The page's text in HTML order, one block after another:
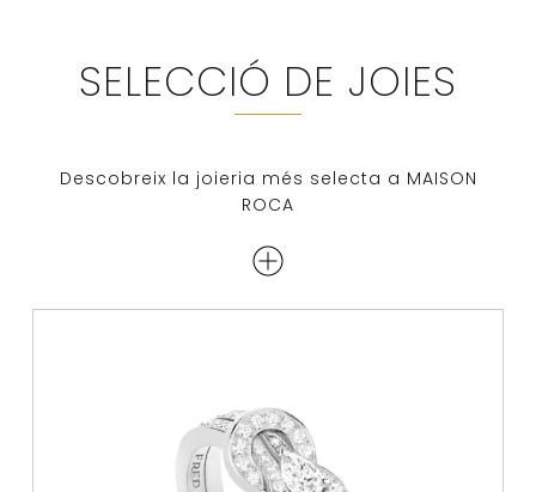
SELECCIÓ DE JOIES
Descobreix la joieria més selecta a MAISON
ROCA